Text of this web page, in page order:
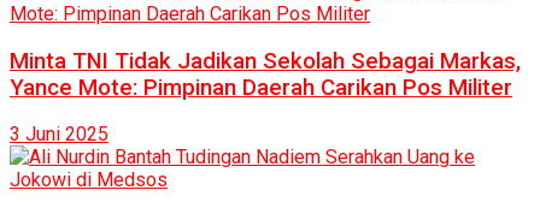
Minta TNI Tidak Jadikan Sekolah Sebagai Markas,
Yance Mote: Pimpinan Daerah Carikan Pos Militer
3 Juni 2025